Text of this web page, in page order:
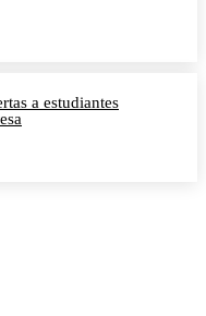
a estudiantes